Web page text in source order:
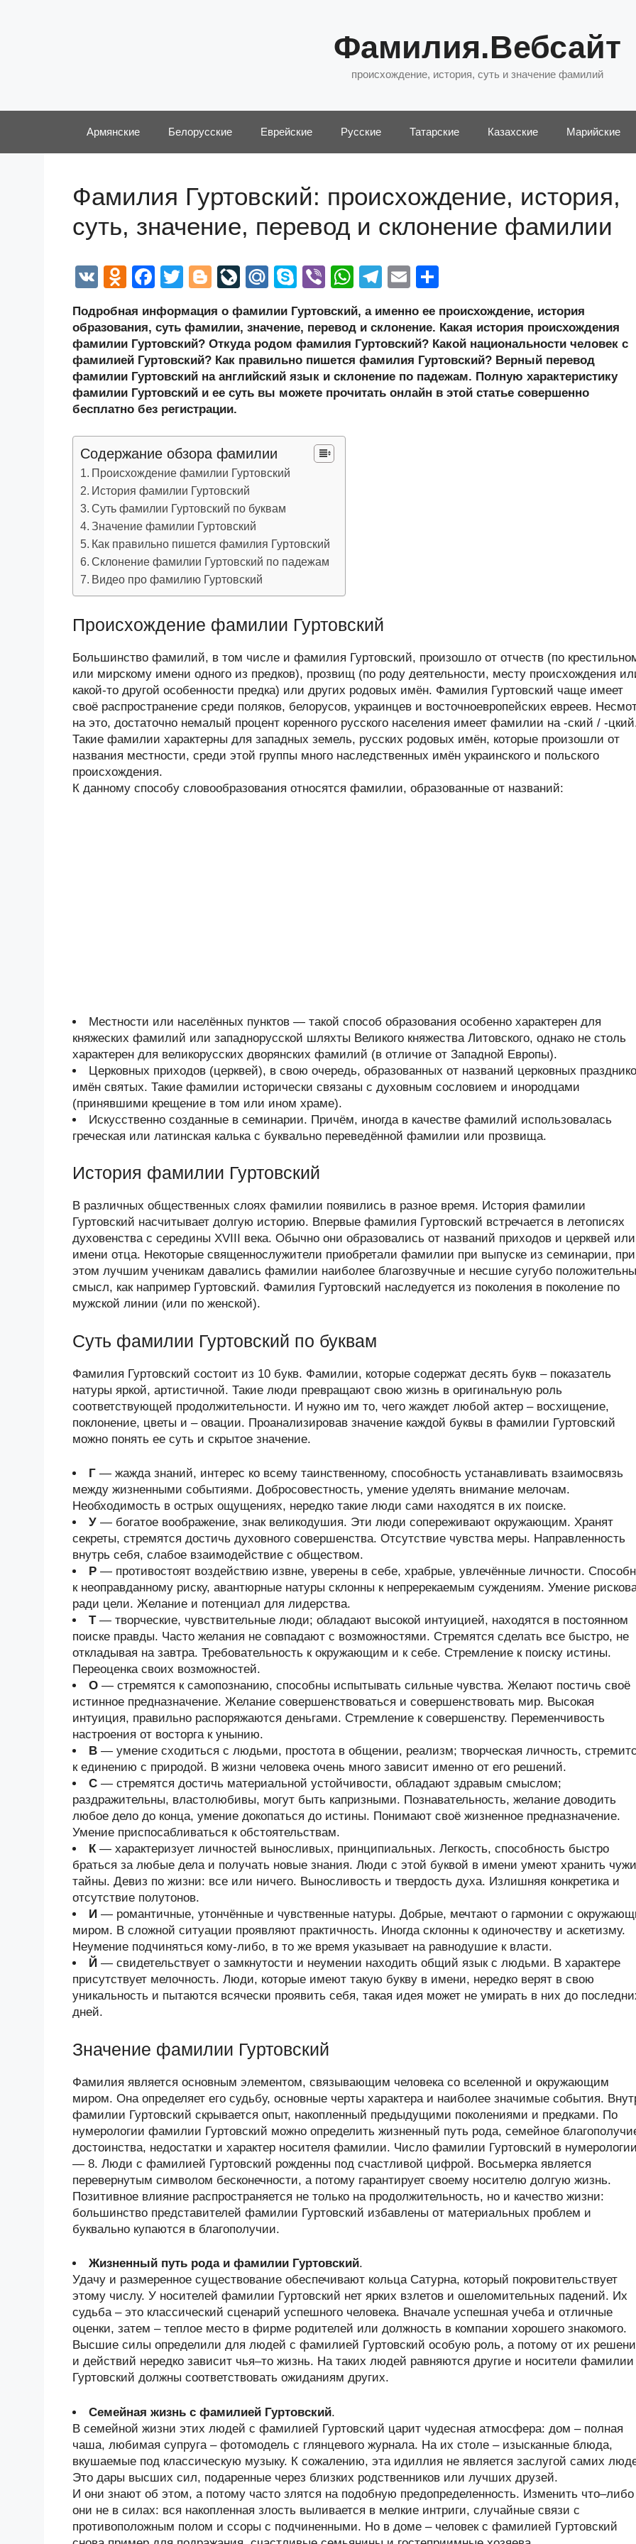
Фамилия.Вебсайт
происхождение, история, суть и значение фамилий
Армянские Белорусские Еврейские Русские Татарские Казахские Марийские
Фамилия Гуртовский: происхождение, история,
суть, значение, перевод и склонение фамилии
V
O
n
o
kl
a
ss
ni
ki
F
c
e
b
o
o
k
T
tt
er
Bl
g
g
er
Li
e
J
o
ur
al
M
.R
u
S
p
e
Vi
er
W
h
at
s
A
p
T
e
gr
a
m
E
ail р
а
в
и
Подробная информация о фамилии Гуртовский, а именно ее происхождение, история
образования, суть фамилии, значение, перевод и склонение. Какая история происхождения
фамилии Гуртовский? Откуда родом фамилия Гуртовский? Какой национальности человек с
фамилией Гуртовский? Как правильно пишется фамилия Гуртовский? Верный перевод
фамилии Гуртовский на английский язык и склонение по падежам. Полную характеристику
фамилии Гуртовский и ее суть вы можете прочитать онлайн в этой статье совершенно
бесплатно без регистрации.
Содержание обзора фамилии
Происхождение фамилии Гуртовский
История фамилии Гуртовский
Суть фамилии Гуртовский по буквам
Значение фамилии Гуртовский
Как правильно пишется фамилия Гуртовский
Склонение фамилии Гуртовский по падежам
Видео про фамилию Гуртовский
Происхождение фамилии Гуртовский
Большинство фамилий, в том числе и фамилия Гуртовский, произошло от отчеств (по
или мирскому имени одного из предков), прозвищ (по роду деятельности, месту происхождения
какой-то другой особенности предка) или других родовых имён. Фамилия Гуртовский чаще имеет
своё распространение среди поляков, белорусов, украинцев и восточноевропейских евреев.
на это, достаточно немалый процент коренного русского населения имеет фамилии на -ский / -
Такие фамилии характерны для западных земель, русских родовых имён, которые произошли от
названия местности, среди этой группы много наследственных имён украинского и польского
происхождения.
К данному способу словообразования относятся фамилии, образованные от названий:
Местности или населённых пунктов — такой способ образования особенно характерен для
княжеских фамилий или западнорусской шляхты Великого княжества Литовского, однако не столь
характерен для великорусских дворянских фамилий (в отличие от Западной Европы).
Церковных приходов (церквей), в свою очередь, образованных от названий церковных
имён святых. Такие фамилии исторически связаны с духовным сословием и инородцами
(принявшими крещение в том или ином храме).
Искусственно созданные в семинарии. Причём, иногда в качестве фамилий использовалась
греческая или латинская калька с буквально переведённой фамилии или прозвища.
История фамилии Гуртовский
В различных общественных слоях фамилии появились в разное время. История фамилии
Гуртовский насчитывает долгую историю. Впервые фамилия Гуртовский встречается в летописях
духовенства с середины XVIII века. Обычно они образовались от названий приходов и церквей или
имени отца. Некоторые священнослужители приобретали фамилии при выпуске из семинарии, при
этом лучшим ученикам давались фамилии наиболее благозвучные и несшие сугубо
смысл, как например Гуртовский. Фамилия Гуртовский наследуется из поколения в поколение по
мужской линии (или по женской).
Суть фамилии Гуртовский по буквам
Фамилия Гуртовский состоит из 10 букв. Фамилии, которые содержат десять букв – показатель
натуры яркой, артистичной. Такие люди превращают свою жизнь в оригинальную роль
соответствующей продолжительности. И нужно им то, чего жаждет любой актер – восхищение,
поклонение, цветы и – овации. Проанализировав значение каждой буквы в фамилии Гуртовский
можно понять ее суть и скрытое значение.
Г — жажда знаний, интерес ко всему таинственному, способность устанавливать взаимосвязь
между жизненными событиями. Добросовестность, умение уделять внимание мелочам.
Необходимость в острых ощущениях, нередко такие люди сами находятся в их поиске.
У — богатое воображение, знак великодушия. Эти люди сопереживают окружающим. Хранят
секреты, стремятся достичь духовного совершенства. Отсутствие чувства меры. Направленность
внутрь себя, слабое взаимодействие с обществом.
Р — противостоят воздействию извне, уверены в себе, храбрые, увлечённые личности.
к неоправданному риску, авантюрные натуры склонны к непререкаемым суждениям. Умение
ради цели. Желание и потенциал для лидерства.
Т— творческие, чувствительные люди; обладают высокой интуицией, находятся в постоянном
поиске правды. Часто желания не совпадают с возможностями. Стремятся сделать все быстро, не
откладывая на завтра. Требовательность к окружающим и к себе. Стремление к поиску истины.
Переоценка своих возможностей.
О — стремятся к самопознанию, способны испытывать сильные чувства. Желают постичь своё
истинное предназначение. Желание совершенствоваться и совершенствовать мир. Высокая
интуиция, правильно распоряжаются деньгами. Стремление к совершенству. Переменчивость
настроения от восторга к унынию.
В — умение сходиться с людьми, простота в общении, реализм; творческая личность,
к единению с природой. В жизни человека очень много зависит именно от его решений.
С — стремятся достичь материальной устойчивости, обладают здравым смыслом;
раздражительны, властолюбивы, могут быть капризными. Познавательность, желание доводить
любое дело до конца, умение докопаться до истины. Понимают своё жизненное предназначение.
Умение приспосабливаться к обстоятельствам.
К— характеризует личностей выносливых, принципиальных. Легкость, способность быстро
браться за любые дела и получать новые знания. Люди с этой буквой в имени умеют хранить
тайны. Девиз по жизни: все или ничего. Выносливость и твердость духа. Излишняя конкретика и
отсутствие полутонов.
И — романтичные, утончённые и чувственные натуры. Добрые, мечтают о гармонии с
миром. В сложной ситуации проявляют практичность. Иногда склонны к одиночеству и аскетизму.
Неумение подчиняться кому-либо, в то же время указывает на равнодушие к власти.
Й — свидетельствует о замкнутости и неумении находить общий язык с людьми. В характере
присутствует мелочность. Люди, которые имеют такую букву в имени, нередко верят в свою
уникальность и пытаются всячески проявить себя, такая идея может не умирать в них до
дней.
Значение фамилии Гуртовский
Фамилия является основным элементом, связывающим человека со вселенной и окружающим
миром. Она определяет его судьбу, основные черты характера и наиболее значимые события.
фамилии Гуртовский скрывается опыт, накопленный предыдущими поколениями и предками. По
нумерологии фамилии Гуртовский можно определить жизненный путь рода, семейное
достоинства, недостатки и характер носителя фамилии. Число фамилии Гуртовский в нумерологии
— 8. Люди с фамилией Гуртовский рожденны под счастливой цифрой. Восьмерка является
перевернутым символом бесконечности, а потому гарантирует своему носителю долгую жизнь.
Позитивное влияние распространяется не только на продолжительность, но и качество жизни:
большинство представителей фамилии Гуртовский избавлены от материальных проблем и
буквально купаются в благополучии.
Жизненный путь рода и фамилии Гуртовский.
Удачу и размеренное существование обеспечивают кольца Сатурна, который покровительствует
этому числу. У носителей фамилии Гуртовский нет ярких взлетов и ошеломительных падений. Их
судьба – это классический сценарий успешного человека. Вначале успешная учеба и отличные
оценки, затем – теплое место в фирме родителей или должность в компании хорошего знакомого.
Высшие силы определили для людей с фамилией Гуртовский особую роль, а потому от их
и действий нередко зависит чья–то жизнь. На таких людей равняются другие и носители фамилии
Гуртовский должны соответствовать ожиданиям других.
Семейная жизнь с фамилией Гуртовский.
В семейной жизни этих людей с фамилией Гуртовский царит чудесная атмосфера: дом – полная
чаша, любимая супруга – фотомодель с глянцевого журнала. На их столе – изысканные блюда,
вкушаемые под классическую музыку. К сожалению, эта идиллия не является заслугой самих
Это дары высших сил, подаренные через близких родственников или лучших друзей.
И они знают об этом, а потому часто злятся на подобную предопределенность. Изменить что–либо
они не в силах: вся накопленная злость выливается в мелкие интриги, случайные связи с
противоположным полом и ссоры с подчиненными. Но в доме – человек с фамилией Гуртовский